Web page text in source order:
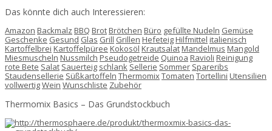
Das könnte dich auch Interessieren:
Amazon Backmalz BBQ BrotBrötchen Büro gefüllte Nudeln Gemüse
Geschenke Gesund Glas Grill Grillen HefeteigHilfmittel italienisch
Kartoffelbrei Kartoffelpüree Kokosöl KrautsalatMandelmus Mangold
Miesmuscheln Nussmilch Pseudogetreide Quinoa Ravioli Reinigung
rote Bete Salat Sauerteig schlank Sellerie Sommer Spareribs
Staudensellerie Süßkartoffeln Thermomix Tomaten Tortellini Utensilien
vollwertigWein Wunschliste Zubehör
Thermomix Basics – Das Grundstockbuch